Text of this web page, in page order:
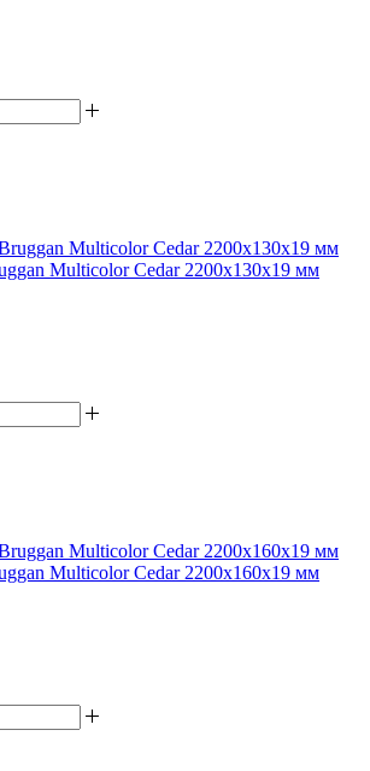
Multicolor Cedar 2200х130х19 мм
Multicolor Cedar 2200х160х19 мм